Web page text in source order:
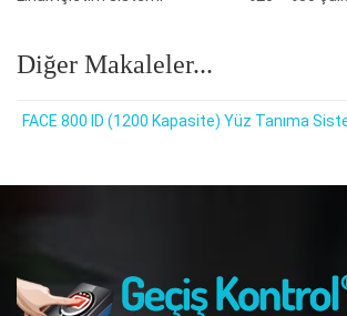
Diğer Makaleler...
FACE 800 ID (1200 Kapasite) Yüz Tanıma